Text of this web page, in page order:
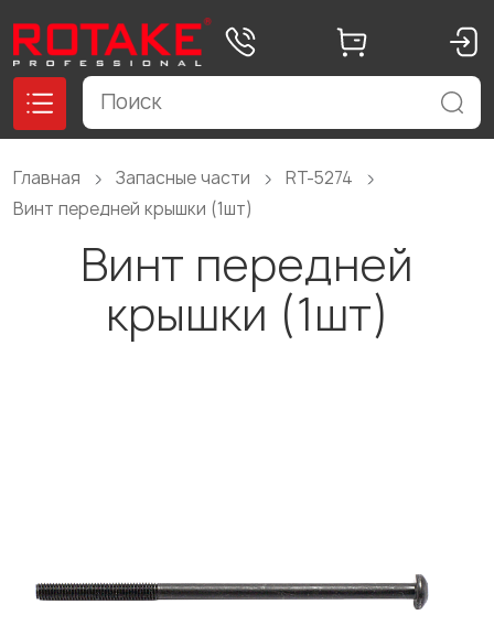
Главная Запасные части
RT-5274
Винт передней крышки (1шт)
Винт передней
крышки (1шт)